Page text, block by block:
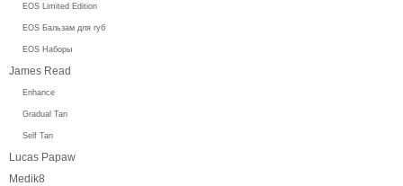
EOS Limited Edition
EOS Бальзам для губ
EOS Наборы
James Read
Enhance
Gradual Tan
Self Tan
Lucas Papaw
Medik8